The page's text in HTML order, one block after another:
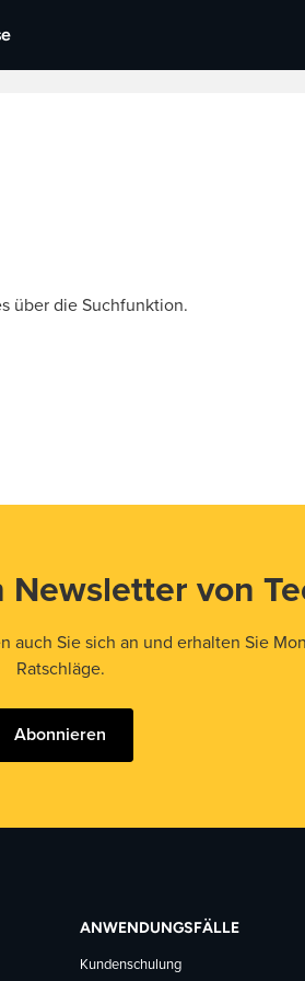
Visueller Content
über die Suchfunktion.
von
Sie sich an und erhalten Sie
Ratschläge.
Abonnieren
ANWENDUNGSFÄLLE
Kundenschulung